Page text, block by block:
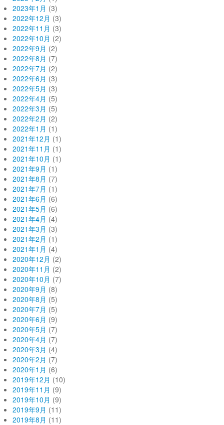
2023年1月 (3)
2022年12月 (3)
2022年11月 (3)
2022年10月 (2)
2022年9月 (2)
2022年8月 (7)
2022年7月 (2)
2022年6月 (3)
2022年5月 (3)
2022年4月 (5)
2022年3月 (5)
2022年2月 (2)
2022年1月 (1)
2021年12月 (1)
2021年11月 (1)
2021年10月 (1)
2021年9月 (1)
2021年8月 (7)
2021年7月 (1)
2021年6月 (6)
2021年5月 (6)
2021年4月 (4)
2021年3月 (3)
2021年2月 (1)
2021年1月 (4)
2020年12月 (2)
2020年11月 (2)
2020年10月 (7)
2020年9月 (8)
2020年8月 (5)
2020年7月 (5)
2020年6月 (9)
2020年5月 (7)
2020年4月 (7)
2020年3月 (4)
2020年2月 (7)
2020年1月 (6)
2019年12月 (10)
2019年11月 (9)
2019年10月 (9)
2019年9月 (11)
2019年8月 (11)